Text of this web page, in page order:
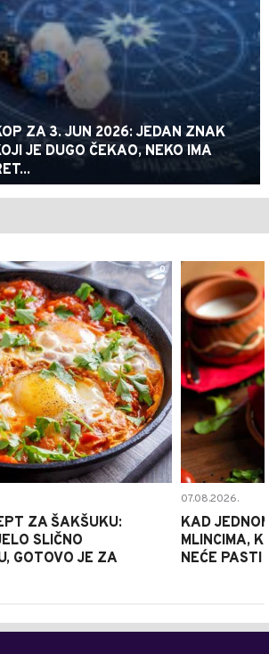
ZA 3. JUN 2026: JEDAN ZNAK
JE DUGO ČEKAO, NEKO IMA
0
ZA ŠAKŠUKU:
SLIČNO
GOTOVO JE ZA
07.08.2026.
KAD
MLINCIMA,
NEĆE PASTI